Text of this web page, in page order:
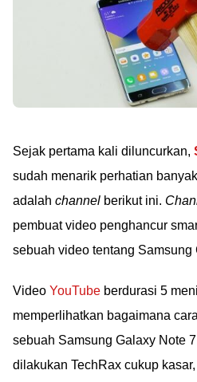
Sejak pertama kali diluncurkan,
sudah menarik perhatian
adalah channel berikut ini.
pembuat video penghancur
sebuah video tentang Samsung
Video YouTube berdurasi 5
memperlihatkan bagaimana cara
sebuah Samsung Galaxy Note
dilakukan TechRax cukup